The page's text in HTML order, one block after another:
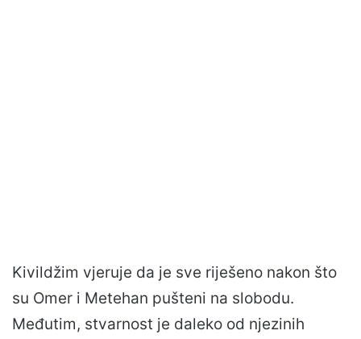
Kivildžim vjeruje da je sve riješeno nakon što
su Omer i Metehan pušteni na slobodu.
Međutim, stvarnost je daleko od njezinih